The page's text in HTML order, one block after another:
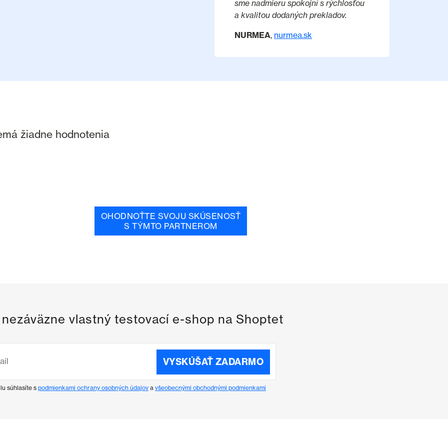
sme nadmieru spokojní s rýchlosťou
a kvalitou dodaných prekladov.
NURMEA, nurmea.sk
žiadne hodnotenia
OHODNOŤTE SVOJU SKÚSENOSŤ
S TÝMTO PARTNEROM
vlastný testovací e-shop na Shoptet
VYSKÚŠAŤ ZADARMO
súhlasíte s podmienkami ochrany osobných údajov a všeobecnými obchodnými podmienkami